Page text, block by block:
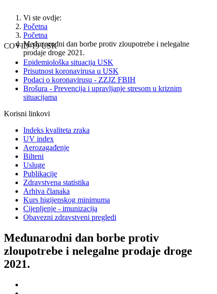
Vi ste ovdje:
Početna
Početna
Međunarodni dan borbe protiv zloupotrebe i nelegalne
prodaje droge 2021.
COVID-19 USK
Epidemiološka situacija USK
Prisutnost koronavirusa u USK
Podaci o koronavirusu - ZZJZ FBIH
Brošura - Prevencija i upravljanje stresom u kriznim
situacijama
Korisni linkovi
Indeks kvaliteta zraka
UV index
Aerozagađenje
Bilteni
Usluge
Publikacije
Zdravstvena statistika
Arhiva članaka
Kurs higijenskog minimuma
Cijepljenje - imunizacija
Obavezni zdravstveni pregledi
Međunarodni dan borbe protiv
zloupotrebe i nelegalne prodaje droge
2021.